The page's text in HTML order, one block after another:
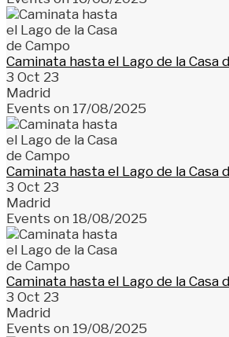
Caminata hasta el Lago de la Casa
3 Oct 23
Madrid
Events on 17/08/2025
Caminata hasta el Lago de la Casa
3 Oct 23
Madrid
Events on 18/08/2025
Caminata hasta el Lago de la Casa
3 Oct 23
Madrid
Events on 19/08/2025